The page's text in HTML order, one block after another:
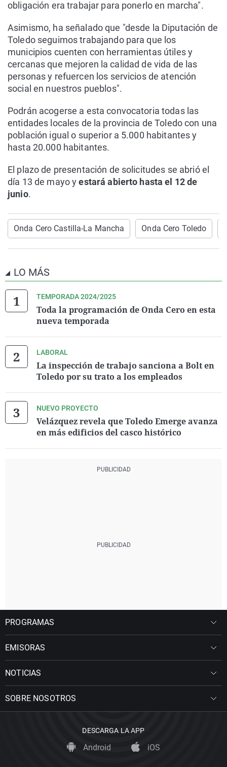
obligación era trabajar para ponerlo en marcha".
Asimismo, ha señalado que "desde la Diputación de
Toledo seguimos trabajando para que los
municipios cuenten con herramientas útiles y
cercanas que mejoren la calidad de vida de las
personas y refuercen los servicios de atención
social en nuestros pueblos".
Podrán acogerse a esta convocatoria todas las
entidades locales de la provincia de Toledo con una
población igual o superior a 5.000 habitantes y
hasta 20.000 habitantes.
El plazo de presentación de solicitudes se abrió el
día 13 de mayo yestará abierto hasta el 12 de
junio.
Onda Cero Castilla-La Mancha Onda Cero Toledo
LO MÁS
TEMPORADA 2024/2025
Toda la programación de Onda Cero en esta
nueva temporada
LABORAL
La inspección de trabajo sanciona a Bolt en
Toledo por su trato a los empleados
NUEVO PROYECTO
Velázquez revela que Toledo Emerge avanza
en más edificios del casco histórico
PROGRAMAS
EMISORAS
NOTICIAS
SOBRE NOSOTROS
DESCARGA LA APP
Android iOS